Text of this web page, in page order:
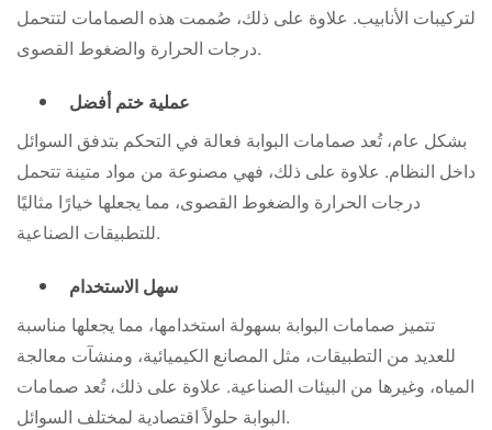
لتركيبات الأنابيب. علاوة على ذلك، صُممت هذه الصمامات لتتحمل
درجات الحرارة والضغوط القصوى.
عملية ختم أفضل
بشكل عام، تُعد صمامات البوابة فعالة في التحكم بتدفق السوائل
داخل النظام. علاوة على ذلك، فهي مصنوعة من مواد متينة تتحمل
درجات الحرارة والضغوط القصوى، مما يجعلها خيارًا مثاليًا
للتطبيقات الصناعية.
سهل الاستخدام
تتميز صمامات البوابة بسهولة استخدامها، مما يجعلها مناسبة
للعديد من التطبيقات، مثل المصانع الكيميائية، ومنشآت معالجة
المياه، وغيرها من البيئات الصناعية. علاوة على ذلك، تُعد صمامات
البوابة حلولاً اقتصادية لمختلف السوائل.